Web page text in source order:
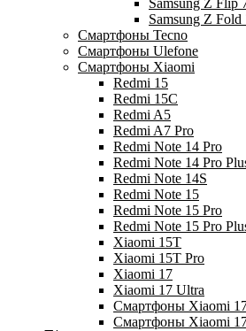
Samsung Z Flip
Samsung Z Fold
Смартфоны Tecno
Смартфоны Ulefone
Смартфоны Xiaomi
Redmi 15
Redmi 15C
Redmi A5
Redmi A7 Pro
Redmi Note 14 Pro
Redmi Note 14 Pro
Redmi Note 14S
Redmi Note 15
Redmi Note 15 Pro
Redmi Note 15 Pro
Xiaomi 15T
Xiaomi 15T Pro
Xiaomi 17
Xiaomi 17 Ultra
Смартфоны Xiaomi
Смартфоны Xiaomi